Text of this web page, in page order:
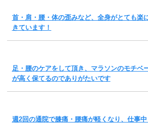
首・肩・腰・体の歪みなど、全身がとても楽
きています！
足・腰のケアをして頂き、マラソンのモチベ
が高く保てるのでありがたいです
週2回の通院で膝痛・腰痛が軽くなり、仕事